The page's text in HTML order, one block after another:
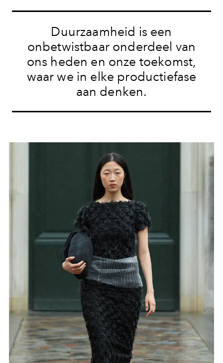
Duurzaamheid is een
onbetwistbaar onderdeel van
ons heden en onze toekomst,
waar we in elke productiefase
aan denken.